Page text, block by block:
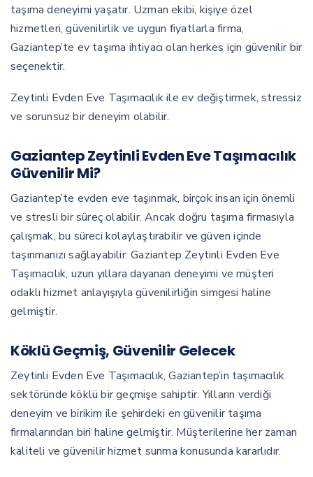
taşıma deneyimi yaşatır. Uzman ekibi, kişiye özel
hizmetleri, güvenilirlik ve uygun fiyatlarla firma,
Gaziantep’te ev taşıma ihtiyacı olan herkes için güvenilir bir
seçenektir.
Zeytinli Evden Eve Taşımacılık ile ev değiştirmek, stressiz
ve sorunsuz bir deneyim olabilir.
Gaziantep Zeytinli Evden Eve Taşımacılık
Güvenilir Mi?
Gaziantep’te evden eve taşınmak, birçok insan için önemli
ve stresli bir süreç olabilir. Ancak doğru taşıma firmasıyla
çalışmak, bu süreci kolaylaştırabilir ve güven içinde
taşınmanızı sağlayabilir. Gaziantep Zeytinli Evden Eve
Taşımacılık, uzun yıllara dayanan deneyimi ve müşteri
odaklı hizmet anlayışıyla güvenilirliğin simgesi haline
gelmiştir.
Köklü Geçmiş, Güvenilir Gelecek
Zeytinli Evden Eve Taşımacılık, Gaziantep’in taşımacılık
sektöründe köklü bir geçmişe sahiptir. Yılların verdiği
deneyim ve birikim ile şehirdeki en güvenilir taşıma
firmalarından biri haline gelmiştir. Müşterilerine her zaman
kaliteli ve güvenilir hizmet sunma konusunda kararlıdır.